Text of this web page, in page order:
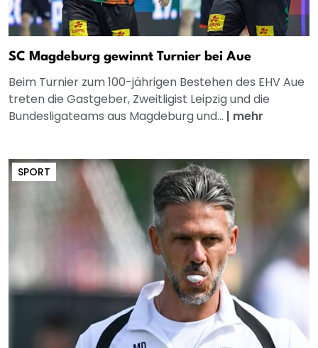
SC Magdeburg gewinnt Turnier bei Aue
Beim Turnier zum 100-jährigen Bestehen des EHV Aue
treten die Gastgeber, Zweitligist Leipzig und die
Bundesligateams aus Magdeburg und... | mehr
SPORT